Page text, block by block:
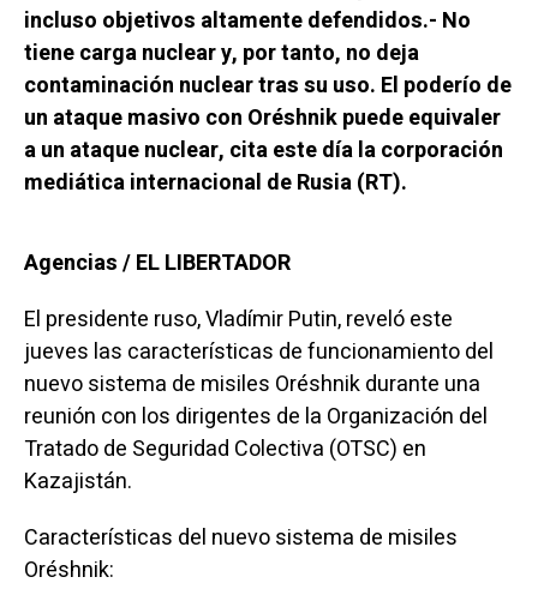
incluso objetivos altamente defendidos.- No
tiene carga nuclear y, por tanto, no deja
contaminación nuclear tras su uso. El poderío de
un ataque masivo con Oréshnik puede equivaler
a un ataque nuclear, cita este día la corporación
mediática internacional de Rusia (RT).
Agencias / EL LIBERTADOR
El presidente ruso, Vladímir Putin, reveló este
jueves las características de funcionamiento del
nuevo sistema de misiles Oréshnik durante una
reunión con los dirigentes de la Organización del
Tratado de Seguridad Colectiva (OTSC) en
Kazajistán.
Características del nuevo sistema de misiles
Oréshnik: